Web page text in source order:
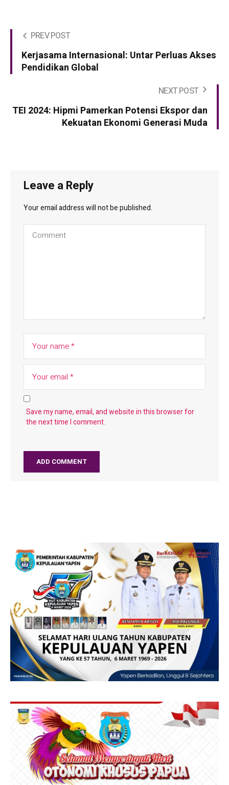
PREV POST
Kerjasama Internasional: Untar Perluas Akses
Pendidikan Global
NEXT POST
TEI 2024: Hipmi Pamerkan Potensi Ekspor dan
Kekuatan Ekonomi Generasi Muda
Leave a Reply
Your email address will not be published.
Save my name, email, and website in this browser for
the next time I comment.